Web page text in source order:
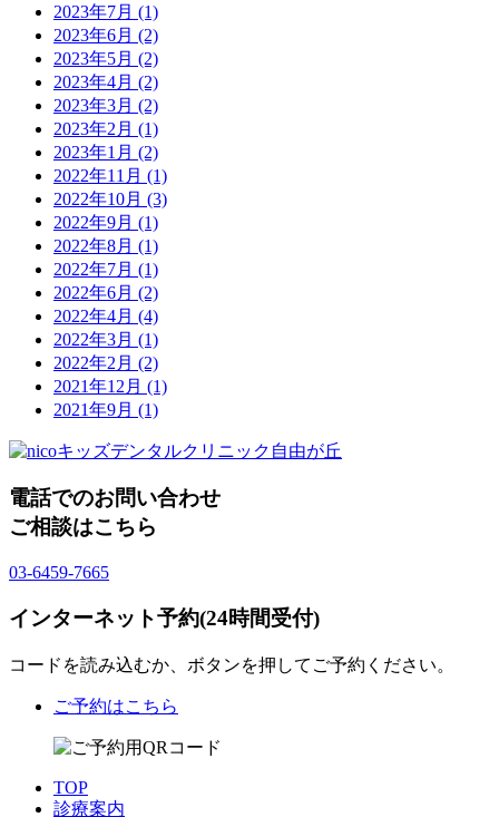
2023年7月 (1)
2023年6月 (2)
2023年5月 (2)
2023年4月 (2)
2023年3月 (2)
2023年2月 (1)
2023年1月 (2)
2022年11月 (1)
2022年10月 (3)
2022年9月 (1)
2022年8月 (1)
2022年7月 (1)
2022年6月 (2)
2022年4月 (4)
2022年3月 (1)
2022年2月 (2)
2021年12月 (1)
2021年9月 (1)
電話でのお問い合わせ
ご相談はこちら
03-6459-7665
インターネット予約(24時間受付)
コードを読み込むか、ボタンを押してご予約ください。
ご予約はこちら
TOP
診療案内